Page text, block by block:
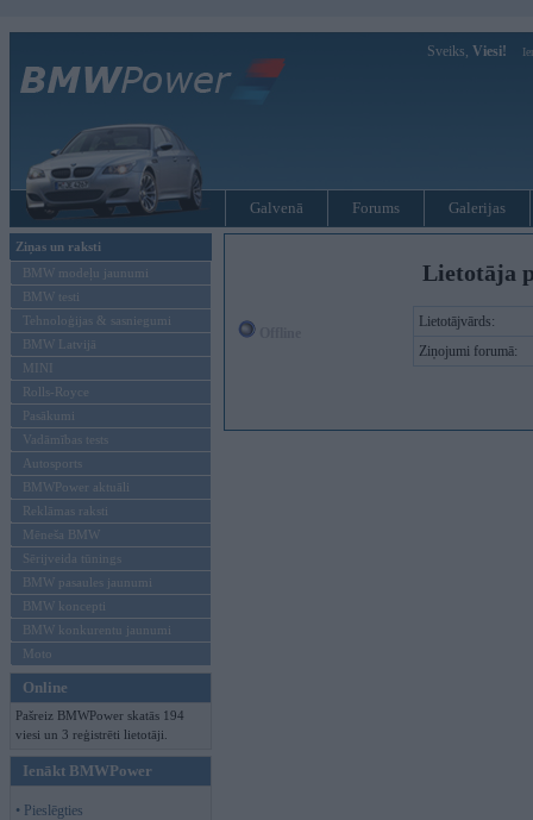
Sveiks, Viesi!
Galvenā Forums Galerijas
Ziņas un raksti
BMW modeļu jaunumi
BMW testi
Tehnoloģijas & sasniegumi
BMW Latvijā
MINI
Rolls-Royce
Pasākumi
Vadāmības tests
Autosports
BMWPower aktuāli
Reklāmas raksti
Mēneša BMW
Sērijveida tūnings
BMW pasaules jaunumi
BMW koncepti
BMW konkurentu jaunumi
Moto
Online
Pašreiz BMWPower skatās 194
viesi un 3 reģistrēti lietotāji.
Ienākt BMWPower
• Pieslēgties
Lietotāja
Lietotājvārds:
Ziņojumi forumā: